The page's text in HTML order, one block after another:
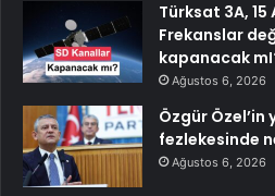
Türksat 3A,
Frekanslar
kapanacak
Ağustos 6, 2026
Özgür Özel’in
fezlekesinde
Ağustos 6, 2026